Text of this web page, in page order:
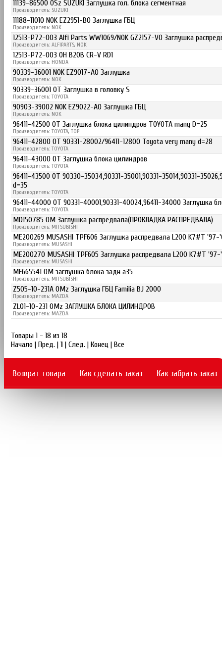
11139-86500 OSz SUZUKI Заглушка гол. блока сегментная
Производитель: SUZUKI
11188-11010 NOK EZ2951-B0 Заглушка ГБЦ
Производитель: NOK
12513-P72-003 Alfi Parts WW1069/NOK GZ2157-V0 Заглушка
Производитель: ALFIPARTS, NOK
12513-P72-003 OH B20B CR-V RD1
Производитель: HONDA
90339-36001 NOK EZ9017-A0 Заглушка
Производитель: NOK
90339-36001 OT Заглушка в головку S
Производитель: TOYOTA
90903-39002 NOK EZ9022-A0 Заглушка ГБЦ
Производитель: NOK
96411-42500 OT Заглушка блока цилиндров TOYOTA many D=25
Производитель: TOYOTA, TOP
96411-42800 OT 90331-28002/96411-12800 Toyota very many d=28
Производитель: TOYOTA
96411-43000 OT Заглушка блока цилиндров
Производитель: TOYOTA
96411-43500 OT 90330-35034,90331-35001,90331-35014,90331-
d=35
Производитель: TOYOTA
96411-44000 OT 90331-40001,90331-40024,96411-34000 Заглушка
Производитель: TOYOTA
MD150785 OM Заглушка распредвала(ПРОКЛАДКА РАСПРЕДВАЛА)
Производитель: MITSUBISHI
ME200269 MUSASHI TPF606 Заглушка распредвала L200 K7#T '97-
Производитель: MUSASHI
ME200270 MUSASHI TPF605 Заглушка распредвала L200 K7#T '97-
Производитель: MUSASHI
MF665541 OM заглушка блока задн a35
Производитель: MITSUBISHI
Z505-10-231A OMz Заглушка ГБЦ Familia BJ 2000
Производитель: MAZDA
ZL01-10-231 OMz ЗАГЛУШКА БЛОКА ЦИЛИНДРОВ
Производитель: MAZDA
Товары 1 - 18 из 18
Начало | Пред. | 1 | След. | Конец | Все
Возврат товара Как сделать заказ Как забрать заказ